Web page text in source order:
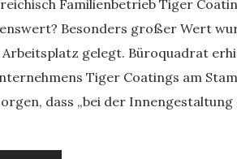
Familienbetrieb Tiger
Besonders großer Wert
Arbeitsplatz gelegt. Büroquadrat
Tiger Coatings am
dass „bei der